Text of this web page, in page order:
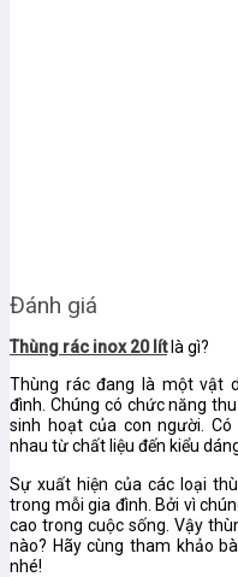
Đánh giá
Thùng rác inox 20 lítlà gì?
Thùng rác đang là một vật
đình. Chúng có chức năng
sinh hoạt của con người.
nhau từ chất liệu đến kiểu
Sự xuất hiện của các loại
trong mỗi gia đình. Bởi vì
cao trong cuộc sống. Vậy
nào? Hãy cùng tham khảo
nhé!